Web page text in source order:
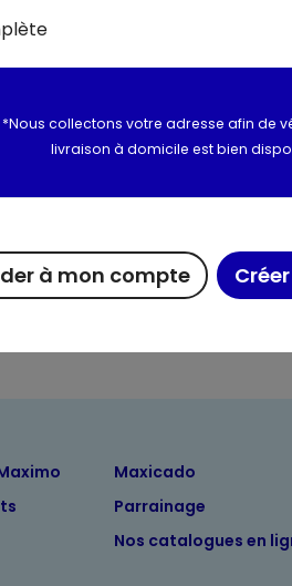
Peut
Valeurs
Maxicado
Parrainage
Nos catalogues en
*Nous collectons votre adresse afin de
livraison à domicile est bien
à mon compte